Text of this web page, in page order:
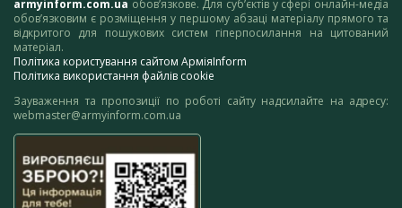
armyinform.com.ua обов’язкове. Для суб’єктів у сфері онлайн-медіа
обов’язковим є розміщення у першому абзаці матеріалу прямого та
відкритого для пошукових систем гіперпосилання на цитований
матеріал.
Політика користування сайтом АрміяInform
Політика використання файлів cookie
Зауваження та пропозиції по роботі сайту надсилайте на адресу:
webmaster@armyinform.com.ua